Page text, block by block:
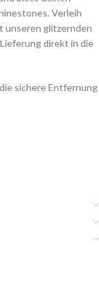
Verleih
unseren glitzernden
direkt in die
sichere Entfernung